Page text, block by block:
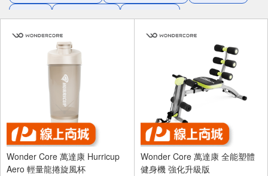
Wonder Core 2 健身機
Wonder Core 萬達康 Hurricup
Aero 輕量龍捲旋風杯
Wonder Core 萬達康 全能塑體
健身機 強化升級版